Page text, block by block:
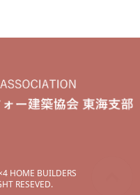
HOME BUILDERS
RESEVED.